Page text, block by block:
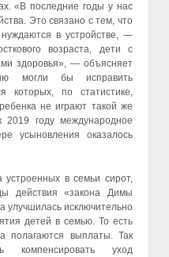
«В последние годы у нас
Это связано с тем, что
в устройстве, —
возраста, дети с
здоровья», — объясняет
могли бы исправить
которых, по статистике,
не играют такой же
году международное
усыновления оказалось
устроенных в семьи сирот,
действия «закона Димы
улучшилась исключительно
детей в семью. То есть
полагаются выплаты. Так
компенсировать уход